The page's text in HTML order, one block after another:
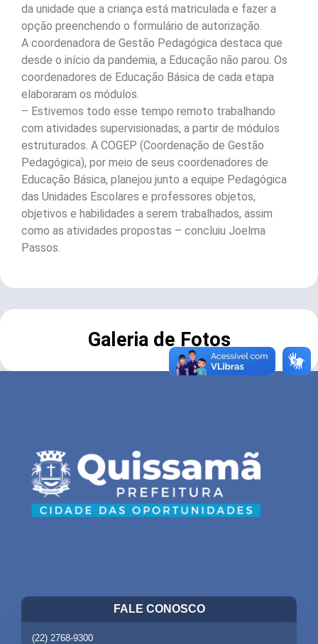
da unidade que a criança está matriculada e fazer a
opção preenchendo o formulário de autorização.
A coordenadora de Gestão Pedagógica destaca que
desde o início da pandemia, a Educação não parou. Os
coordenadores de Educação Básica de cada etapa
elaboraram os módulos.
– Estivemos todo esse tempo remoto trabalhando
com atividades supervisionadas, a partir de módulos
estruturados. A COGEP (Coordenação de Gestão
Pedagógica), por meio de seus coordenadores de
Educação Básica, planejou junto a equipe Pedagógica
das Unidades Escolares e professores objetos,
objetivos e habilidades a serem trabalhados, assim
como as atividades propostas – concluiu Joelma
Passos.
Galeria de Fotos
FALE CONOSCO
(22) 2768-9300